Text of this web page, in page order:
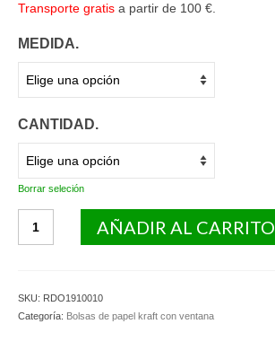
Transporte gratis a partir de 100 €.
MEDIDA.
CANTIDAD.
Borrar seleción
rectangulares
ventana.
AÑADIR AL CARRITO
SKU: RDO1910010
Categoría: Bolsas de papel kraft con ventana